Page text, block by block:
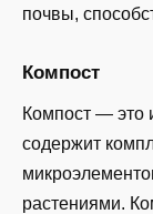
почвы,
Компост
Компост — это
содержит
растениями.